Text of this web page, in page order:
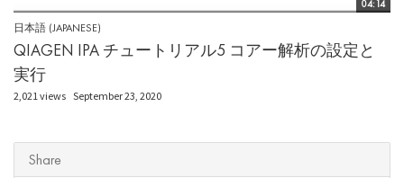
04:14
日本語 (JAPANESE)
QIAGEN IPA チュートリアル5 コアー解析の設定と
実行
2,021 views September 23, 2020
Share